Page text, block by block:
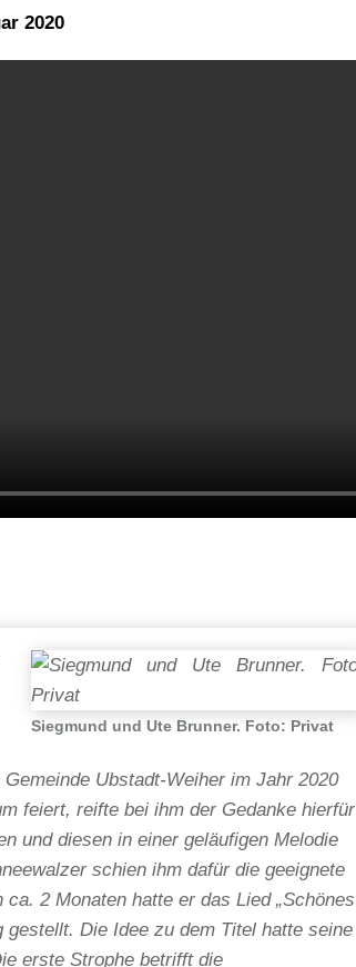
2020
Siegmund und Ute Brunner. Foto: Privat
Ubstadt-Weiher im Jahr 2020
feiert, reifte bei ihm der Gedanke hierfür
und diesen in einer geläufigen Melodie
schien ihm dafür die geeignete
2 Monaten hatte er das Lied „Schönes
gestellt. Die Idee zu dem Titel hatte seine
erste Strophe betrifft die